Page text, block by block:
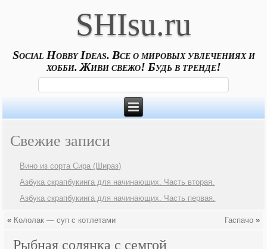
SHIsu.ru
Social Hobby Ideas. Все о мировых увлечениях и
хобби. Живи свежо! Будь в тренде!
Свежие записи
Вино из сорта Сира (Шираз)
Азбука скрапбукинга для начинающих. Часть вторая.
Азбука скрапбукинга для начинающих. Часть первая.
« Кололак — суп с котлетами Гаспачо»
Рыбная солянка с семгой